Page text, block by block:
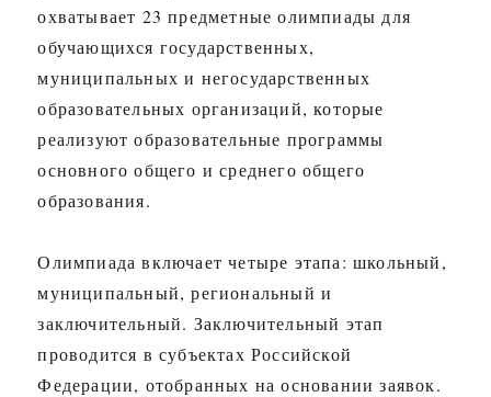
охватывает 23 предметные олимпиады для
обучающихся государственных,
муниципальных и негосударственных
образовательных организаций, которые
реализуют образовательные программы
основного общего и среднего общего
образования.
Олимпиада включает четыре этапа: школьный,
муниципальный, региональный и
заключительный. Заключительный этап
проводится в субъектах Российской
Федерации, отобранных на основании заявок.